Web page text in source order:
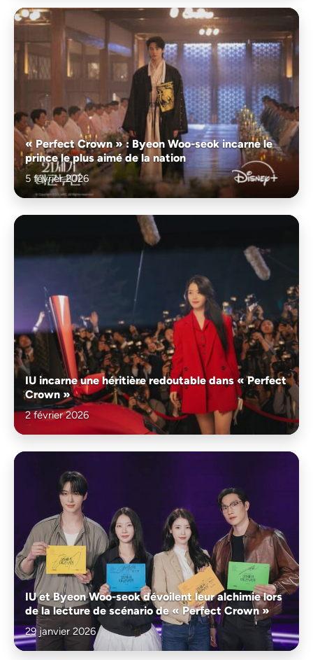
« Perfect Crown » : Byeon Woo-seok incarne le
prince le plus aimé de la nation
5 février 2026
IU incarne une héritière redoutable dans « Perfect
Crown »
2 février 2026
IU et Byeon Woo-seok dévoilent leur alchimie lors
de la lecture de scénario de « Perfect Crown »
29 janvier 2026